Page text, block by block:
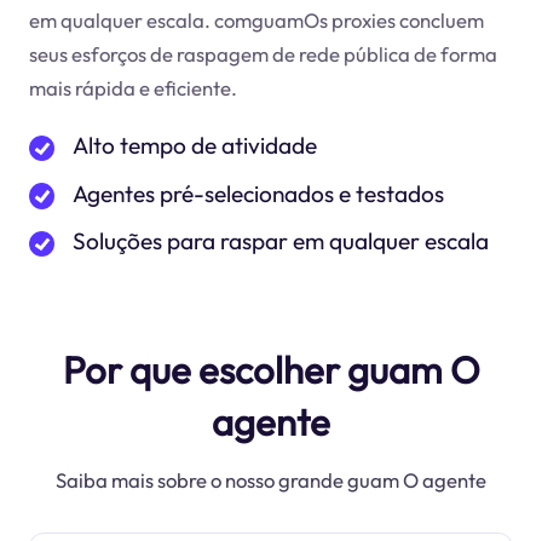
em qualquer escala. comguamOs proxies concluem
seus esforços de raspagem de rede pública de forma
mais rápida e eficiente.
Alto tempo de atividade
Agentes pré-selecionados e testados
Soluções para raspar em qualquer escala
Por que escolher guam O
agente
Saiba mais sobre o nosso grande guam O agente